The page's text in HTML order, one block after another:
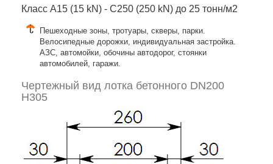
Класс A15 (15 kN) - C250 (250 kN) до 25 тонн/м2
Пешеходные зоны, тротуары, скверы, парки.
Велосипедные дорожки, индивидуальная застройка.
АЗС, автомойки, обочины автодорог, стоянки
автомобилей, гаражи.
Чертежный вид лотка бетонного DN200
H305